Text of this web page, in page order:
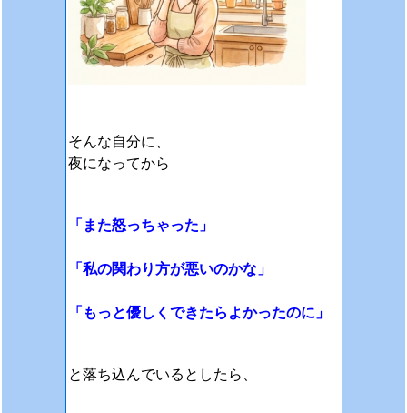
そんな自分に、
夜になってから
「また怒っちゃった」
「私の関わり方が悪いのかな」
「もっと優しくできたらよかったのに」
と落ち込んでいるとしたら、